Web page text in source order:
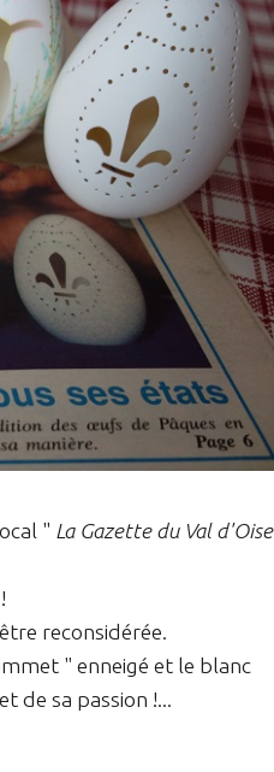
" La Gazette du Val d'Oise
reconsidérée.
" enneigé et le blanc
de sa passion !...